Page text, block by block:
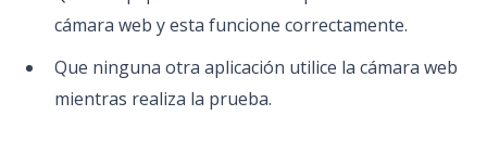
cámara web y esta funcione correctamente.
Que ninguna otra aplicación utilice la cámara web
mientras realiza la prueba.